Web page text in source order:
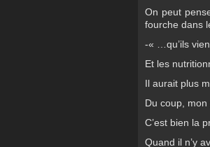
On peut
fourche dans
-« …qu’ils
Et les
Il aurait plus
Du coup,
C’est bien la
Quand il n’y